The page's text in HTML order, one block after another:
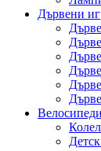
Дървени
Велосипеди